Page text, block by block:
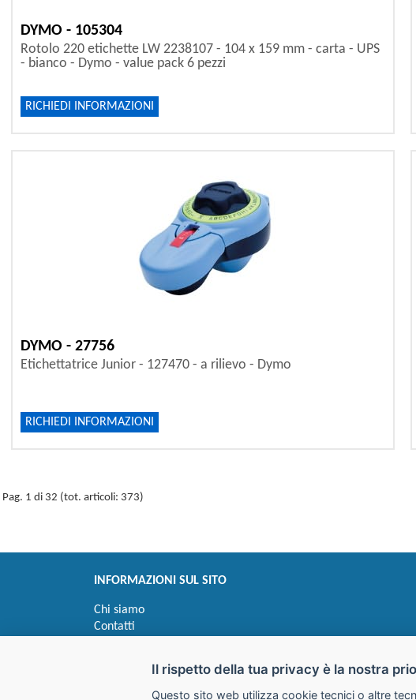
DYMO - 105304
Rotolo 220 etichette LW 2238107 - 104 x 159 mm - carta - UPS
- bianco - Dymo - value pack 6 pezzi
RICHIEDI INFORMAZIONI
DYMO - 27756
Etichettatrice Junior - 127470 - a rilievo - Dymo
RICHIEDI INFORMAZIONI
Pag. 1 di 32 (tot. articoli: 373)
INFORMAZIONI SUL SITO
Chi siamo
Contatti
Il rispetto della tua privacy è la nostra
Questo sito web utilizza cookie tecnici o altre